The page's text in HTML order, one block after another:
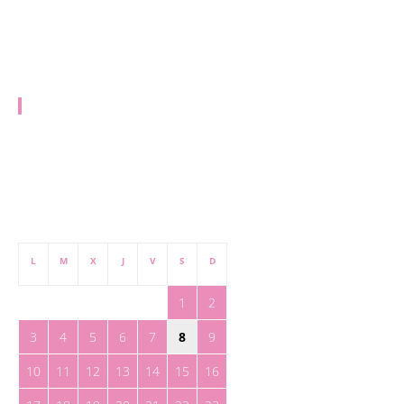
L M X J V S D
1
2
3
4 5 6 7 8
9
10
11 12 13 14 15
16